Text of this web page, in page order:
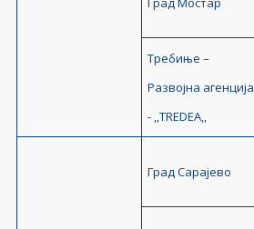
Требиње –
Развојна агенција
- ,,TREDEA,,
Град Сарајево